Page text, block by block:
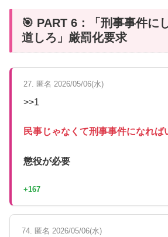
🎯 PART 6：「刑事事件に
道しろ」厳罰化要求
27. 匿名 2026/05/06(水)
>>1
民事じゃなくて刑事事件になれば
懲役が必要
+167
74. 匿名 2026/05/06(水)